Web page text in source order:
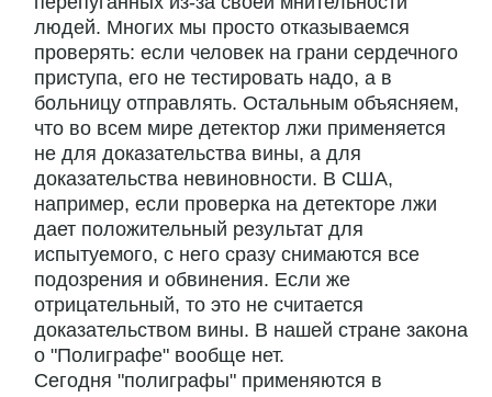
людей. Многих мы просто отказываемся
проверять: если человек на грани сердечного
приступа, его не тестировать надо, а в
больницу отправлять. Остальным объясняем,
что во всем мире детектор лжи применяется
не для доказательства вины, а для
доказательства невиновности. В США,
например, если проверка на детекторе лжи
дает положительный результат для
испытуемого, с него сразу снимаются все
подозрения и обвинения. Если же
отрицательный, то это не считается
доказательством вины. В нашей стране закона
о "Полиграфе" вообще нет.
Сегодня "полиграфы" применяются в